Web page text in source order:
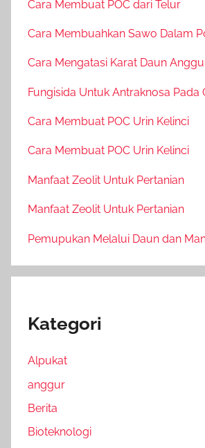
Cara Membuat POC dari Telur
Cara Membuahkan Sawo Dalam
Cara Mengatasi Karat Daun
Fungisida Untuk Antraknosa Pada
Cara Membuat POC Urin Kelinci
Cara Membuat POC Urin Kelinci
Manfaat Zeolit Untuk Pertanian
Manfaat Zeolit Untuk Pertanian
Pemupukan Melalui Daun dan
Kategori
Alpukat
anggur
Berita
Bioteknologi